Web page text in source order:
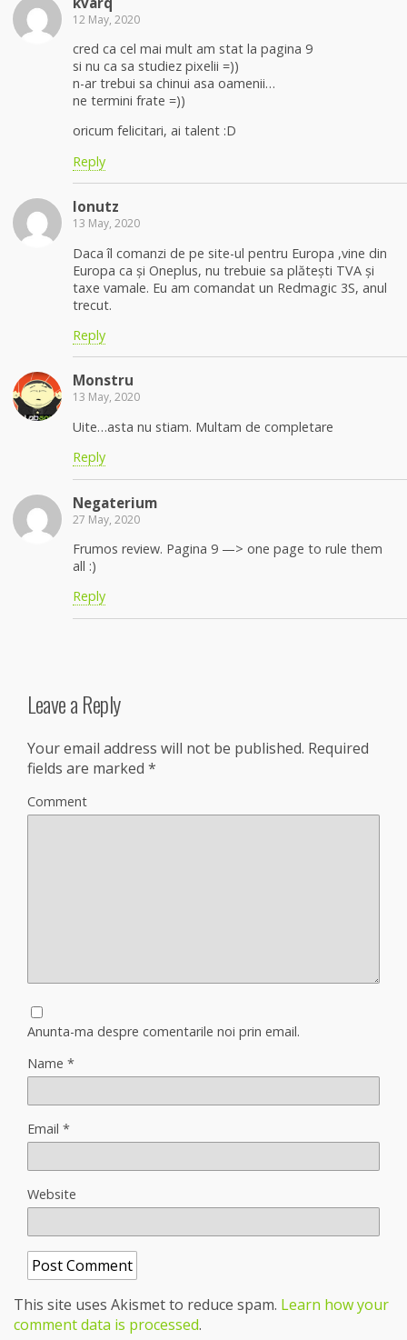
12 May, 2020
cred ca cel mai mult am stat la pagina 9
si nu ca sa studiez pixelii =))
n-ar trebui sa chinui asa oamenii…
ne termini frate =))
oricum felicitari, ai talent :D
Reply
Ionutz
13 May, 2020
Daca îl comanzi de pe site-ul pentru Europa ,vine din
Europa ca și Oneplus, nu trebuie sa plătești TVA și
taxe vamale. Eu am comandat un Redmagic 3S, anul
trecut.
Reply
Monstru
13 May, 2020
Uite…asta nu stiam. Multam de completare
Reply
Negaterium
27 May, 2020
Frumos review. Pagina 9 —> one page to rule them
all :)
Reply
Leave a Reply
Your email address will not be published. Required
fields are marked *
Comment
Anunta-ma despre comentarile noi prin email.
Name *
Email *
Website
This site uses Akismet to reduce spam. Learn how your
comment data is processed.